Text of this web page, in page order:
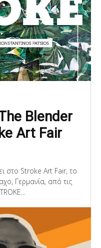
Blender
Art Fair
στο Stroke Art Fair, το
Γερμανία, από τις
19 Μαϊου. Το STROKE...